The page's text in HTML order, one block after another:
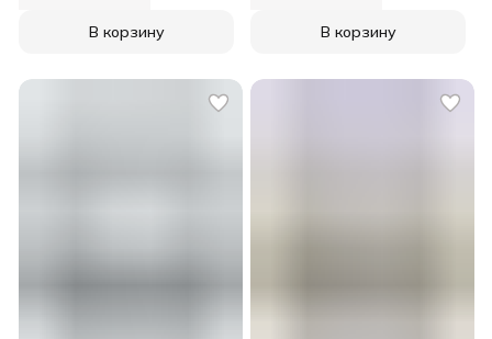
В корзину
В корзину